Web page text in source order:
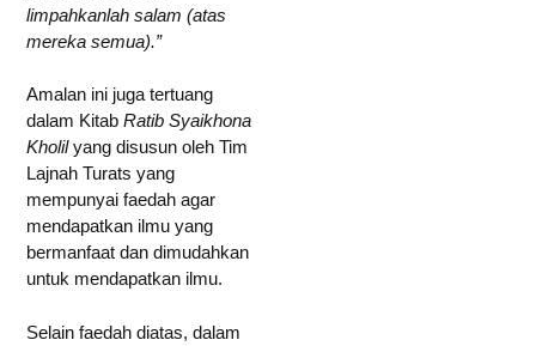
limpahkanlah salam (atas
mereka semua).”
Amalan ini juga tertuang
dalam Kitab Ratib Syaikhona
Kholilyang disusun oleh Tim
Lajnah Turats yang
mempunyai faedah agar
mendapatkan ilmu yang
bermanfaat dan dimudahkan
untuk mendapatkan ilmu.
Selain faedah diatas, dalam